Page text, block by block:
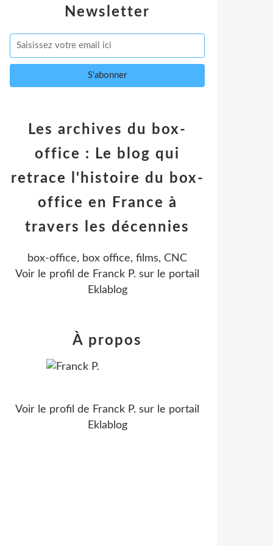
Newsletter
Les archives du box-
office : Le blog qui
retrace l'histoire du box-
office en France à
travers les décennies
box-office, box office, films, CNC
Voir le profil de Franck P. sur le portail
Eklablog
À propos
Voir le profil de Franck P. sur le portail
Eklablog